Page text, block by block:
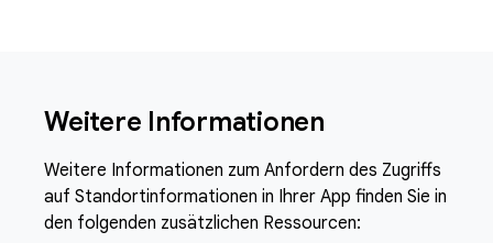
Weitere Informationen
Weitere Informationen zum Anfordern des Zugriffs
auf Standortinformationen in Ihrer App finden Sie in
den folgenden zusätzlichen Ressourcen: